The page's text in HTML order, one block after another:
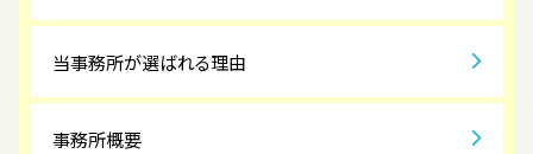
当事務所が選ばれる理由
事務所概要